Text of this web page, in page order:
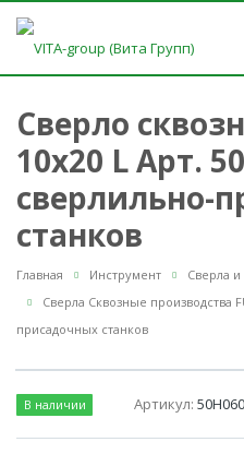
Сверло
10x20 L Арт.
сверлильно-
станков
Главная Инструмент
Сверла и
Сверла Сквозные производства
присадочных станков
В наличии Артикул: